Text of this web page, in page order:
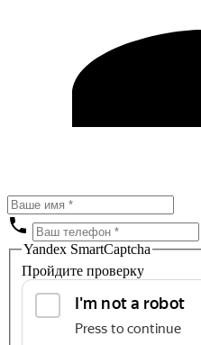
Yandex SmartCaptcha
Пройдите проверку